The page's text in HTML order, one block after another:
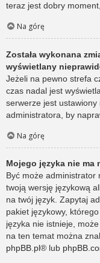
teraz jest dobry
Na górę
Została wykonana
wyświetlany
Jeżeli na pewno strefa
czas nadal jest
serwerze jest ustawiony
administratora, by
Na górę
Mojego języka nie ma
Być może administrator
twoją wersję językową
na twój język. Zapytaj
pakiet językowy,
języka nie istnieje,
na ten temat można
phpBB.pl® lub